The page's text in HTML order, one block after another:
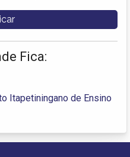
Fica:
Itapetiningano de Ensino